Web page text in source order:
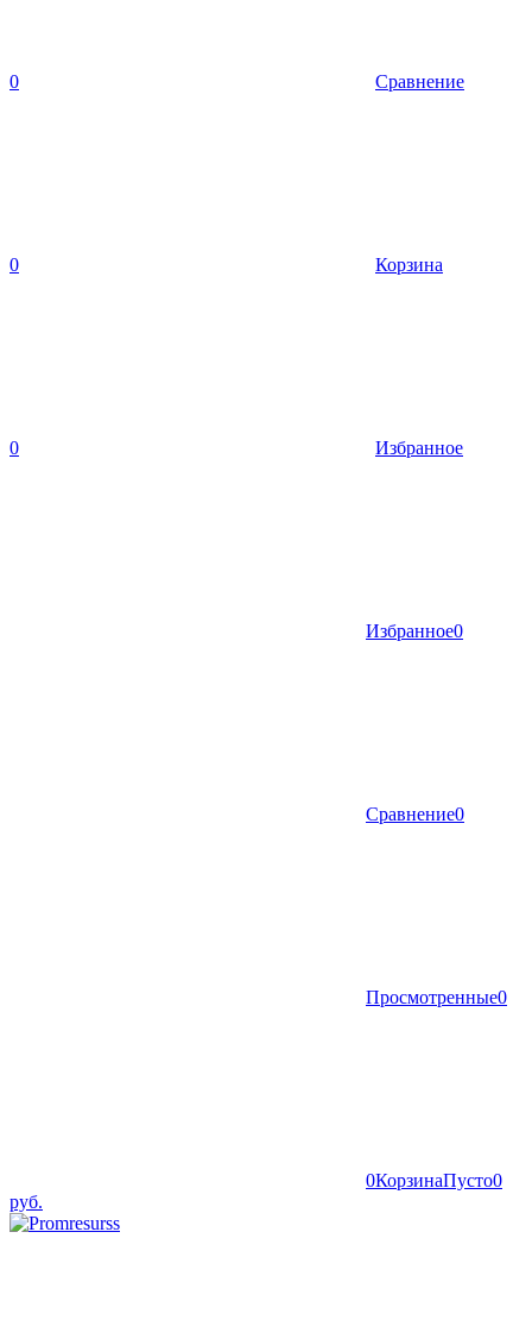
0 Сравнение
0 Корзина
0 Избранное
Избранное0
Сравнение0
Просмотренные0
0КорзинаПусто0
руб.